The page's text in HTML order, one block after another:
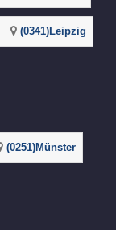
(0341)Leipzig
(0251)Münster